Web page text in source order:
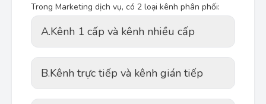
Trong Marketing dịch vụ, có 2 loại kênh phân phối:
A.Kênh 1 cấp và kênh nhiều cấp
B.Kênh trực tiếp và kênh gián tiếp